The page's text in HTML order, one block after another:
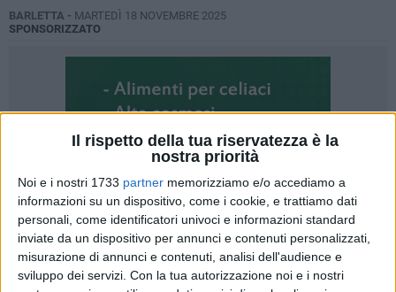
Il rispetto della tua riservatezza è la
nostra priorità
Noi e i nostri 1733 partner memorizziamo e/o accediamo a
informazioni su un dispositivo, come i cookie, e trattiamo dati
personali, come identificatori univoci e informazioni standard
inviate da un dispositivo per annunci e contenuti personalizzati,
misurazione di annunci e contenuti, analisi dell'audience e
sviluppo dei servizi. Con la tua autorizzazione noi e i nostri
BARLETTA - MARTEDÌ 18 NOVEMBRE 2025
SPONSORIZZATO